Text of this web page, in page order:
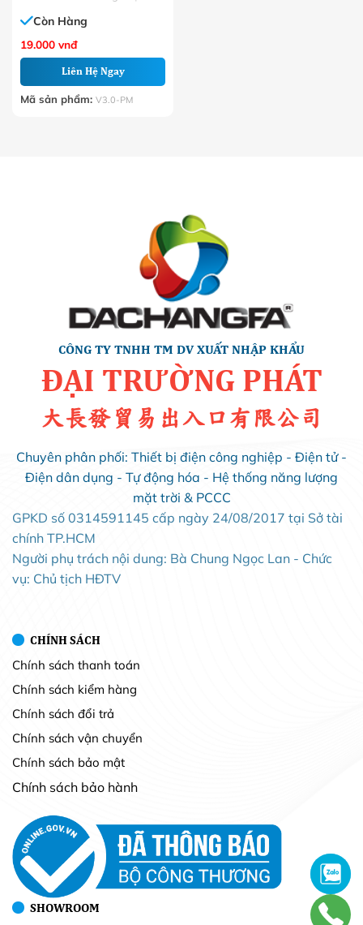
Còn Hàng
19.000 vnđ
Liên Hệ Ngay
Mã sản phẩm: V3.0-PM
CÔNG TY TNHH TM DV XUẤT NHẬP KHẨU
ĐẠI TRƯỜNG PHÁT
大長發貿易出入口有限公司
Chuyên phân phối: Thiết bị điện công nghiệp - Điện tử -
Điện dân dụng - Tự động hóa - Hệ thống năng lượng
mặt trời & PCCC
GPKD số 0314591145 cấp ngày 24/08/2017 tại Sở tài
chính TP.HCM
Người phụ trách nội dung: Bà Chung Ngọc Lan - Chức
vụ: Chủ tịch HĐTV
CHÍNH SÁCH
Chính sách thanh toán
Chính sách kiểm hàng
Chính sách đổi trả
Chính sách vận chuyển
Chính sách bảo mật
Chính sách bảo hành
SHOWROOM